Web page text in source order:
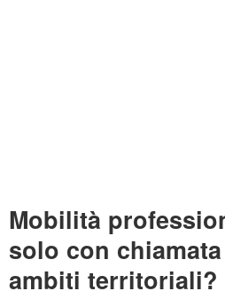
Mobilità
solo con
ambiti territoriali?